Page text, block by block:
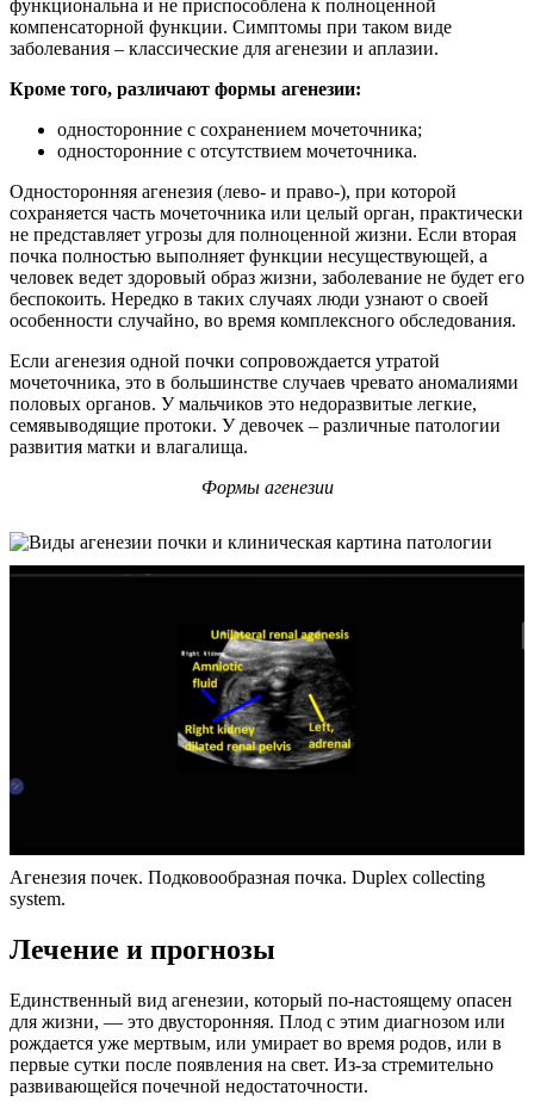
функциональна и не приспособлена к полноценной
компенсаторной функции. Симптомы при таком виде
заболевания – классические для агенезии и аплазии.
Кроме того, различают формы агенезии:
односторонние с сохранением мочеточника;
односторонние с отсутствием мочеточника.
Односторонняя агенезия (лево- и право-), при которой
сохраняется часть мочеточника или целый орган, практически
не представляет угрозы для полноценной жизни. Если вторая
почка полностью выполняет функции несуществующей, а
человек ведет здоровый образ жизни, заболевание не будет его
беспокоить. Нередко в таких случаях люди узнают о своей
особенности случайно, во время комплексного обследования.
Если агенезия одной почки сопровождается утратой
мочеточника, это в большинстве случаев чревато аномалиями
половых органов. У мальчиков это недоразвитые легкие,
семявыводящие протоки. У девочек – различные патологии
развития матки и влагалища.
Формы агенезии
Агенезия почек. Подковообразная почка. Duplex collecting
system.
Лечение и прогнозы
Единственный вид агенезии, который по-настоящему опасен
для жизни, — это двусторонняя. Плод с этим диагнозом или
рождается уже мертвым, или умирает во время родов, или в
первые сутки после появления на свет. Из-за стремительно
развивающейся почечной недостаточности.